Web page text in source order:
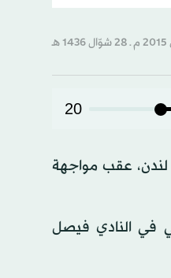
20
عقب مواجهة
في النادي فيصل